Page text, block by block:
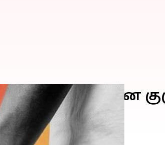
தீர்ப்பதற்கான